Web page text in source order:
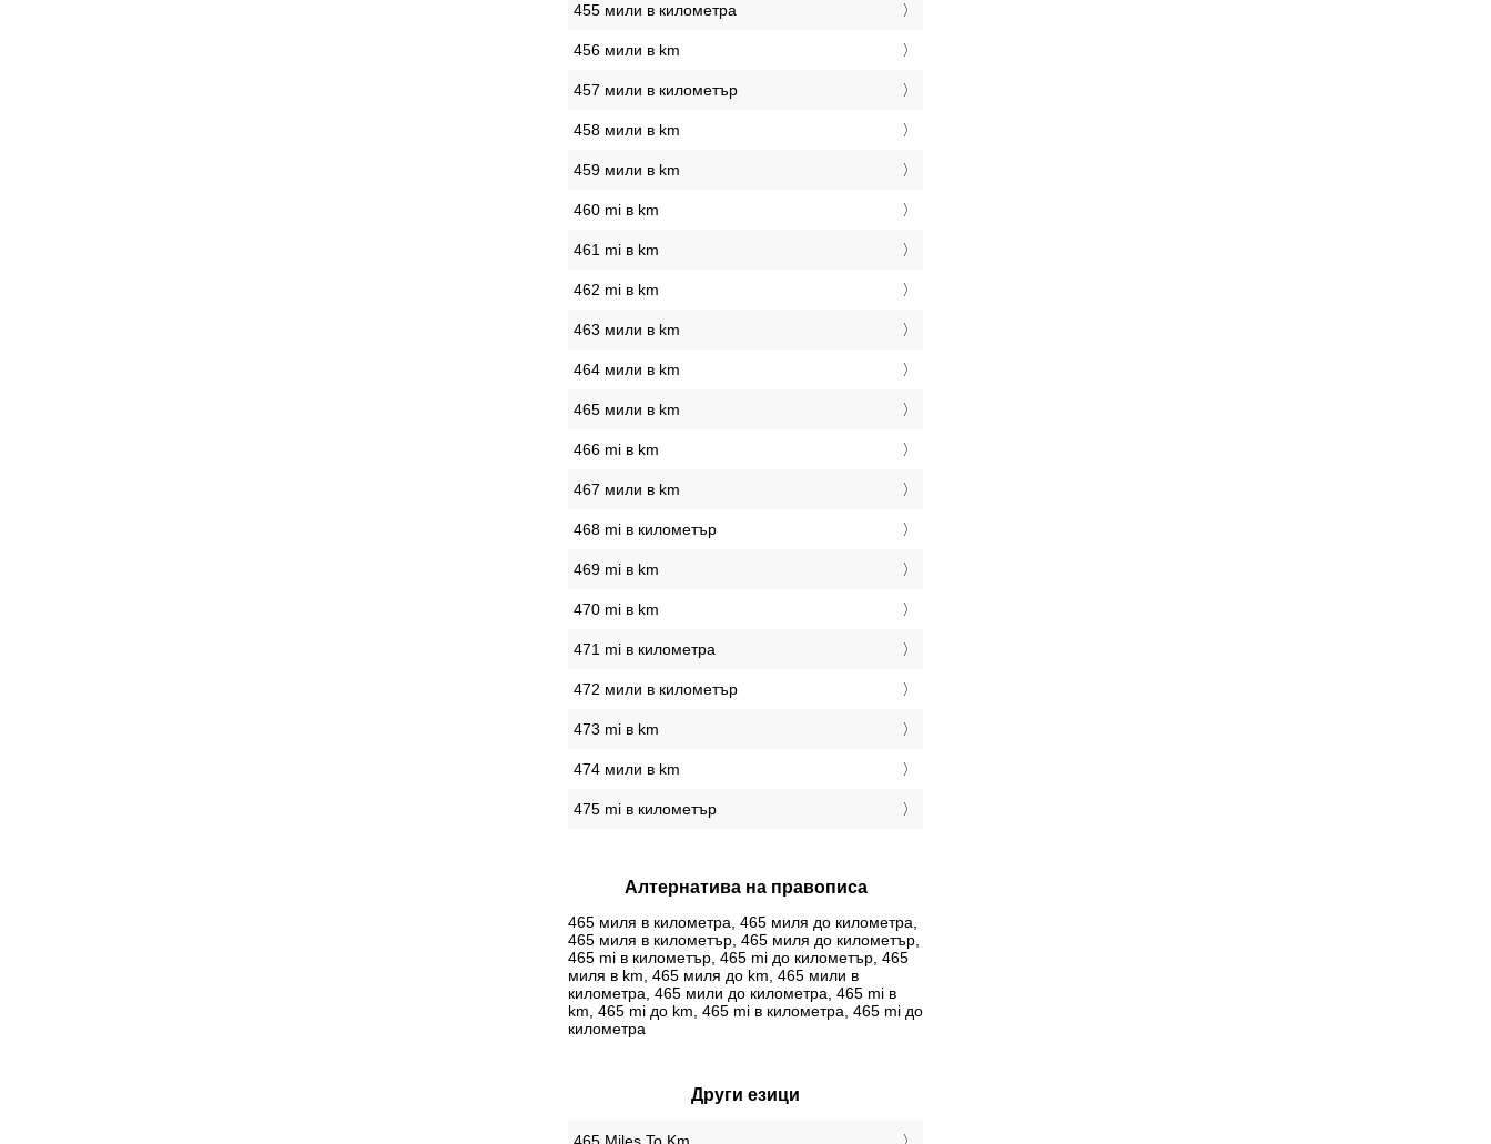
455 мили в километра
456 мили в km
457 мили в километър
458 мили в km
459 мили в km
460 mi в km
461 mi в km
462 mi в km
463 мили в km
464 мили в km
465 мили в km
466 mi в km
467 мили в km
468 mi в километър
469 mi в km
470 mi в km
471 mi в километра
472 мили в километър
473 mi в km
474 мили в km
475 mi в километър
Алтернатива на правописа
465 миля в километра, 465 миля до километра,
465 миля в километър, 465 миля до километър,
465 mi в километър, 465 mi до километър, 465
миля в km, 465 миля до km, 465 мили в
километра, 465 мили до километра, 465 mi в
km, 465 mi до km, 465 mi в километра, 465 mi до
километра
Други езици